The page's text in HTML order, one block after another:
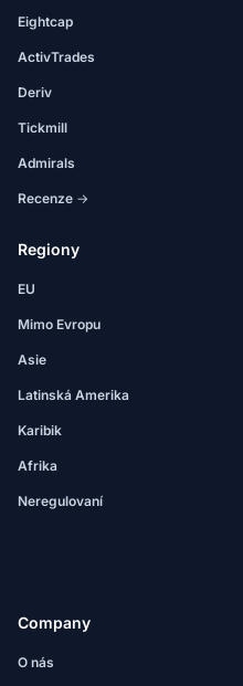
Eightcap
ActivTrades
Deriv
Tickmill
Admirals
Recenze →
Regiony
EU
Mimo Evropu
Asie
Latinská Amerika
Karibik
Afrika
Neregulovaní
Company
O nás